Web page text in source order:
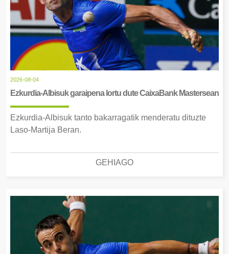
2026-08-04
Ezkurdia-Albisuk garaipena lortu dute CaixaBank Mastersean
Ezkurdia-Albisuk tanto bakarragatik menderatu dituzte
Laso-Martija Beran.
GEHIAGO